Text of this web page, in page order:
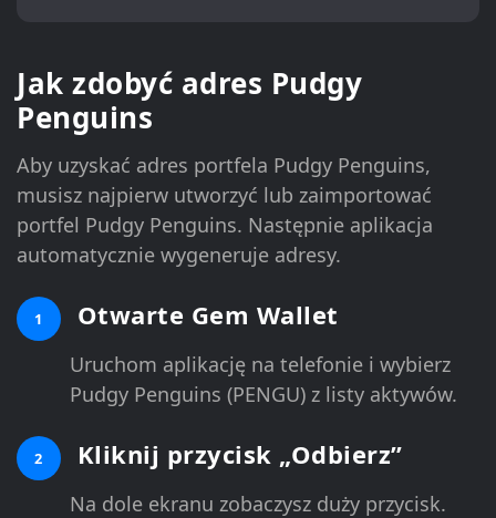
Jak zdobyć adres Pudgy
Penguins
Aby uzyskać adres portfela Pudgy Penguins,
musisz najpierw utworzyć lub zaimportować
portfel Pudgy Penguins. Następnie aplikacja
automatycznie wygeneruje adresy.
1 Otwarte Gem Wallet
Uruchom aplikację na telefonie i wybierz
Pudgy Penguins (PENGU) z listy aktywów.
2 Kliknij przycisk „Odbierz”
Na dole ekranu zobaczysz duży przycisk.